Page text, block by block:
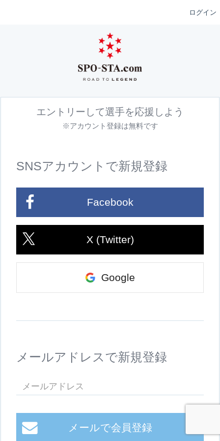
ログイン
エントリーして選手を応援しよう
※アカウント登録は無料です
SNSアカウントで新規登録
Facebook
X (Twitter)
Google
メールアドレスで新規登録
メールで会員登録